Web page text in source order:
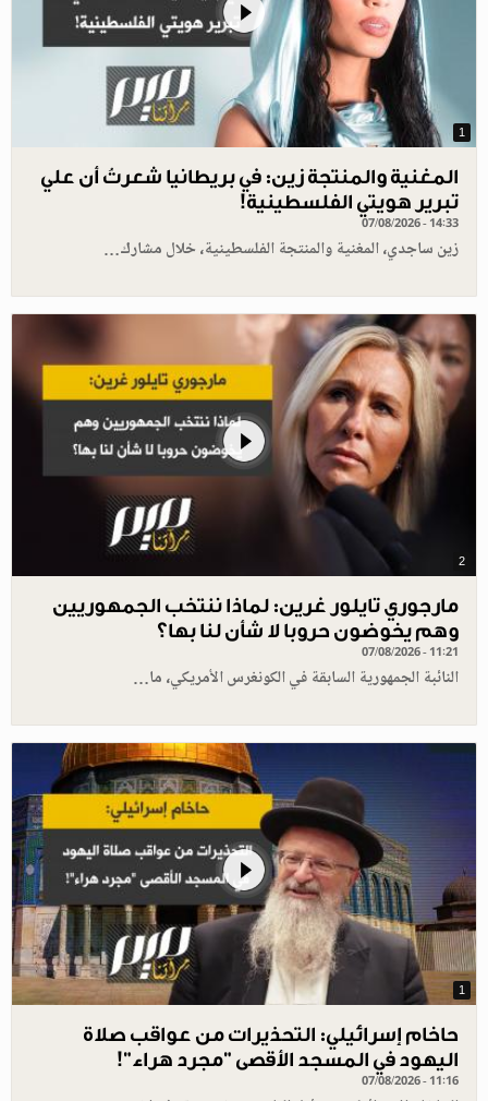
1
المغنية والمنتجة زين: في بريطانيا شعرتُ أن علي
تبرير هويتي الفلسطينية!
07/08/2026 - 14:33
زين ساجدي، المغنية والمنتجة الفلسطينية، خلال مشارك…
2
مارجوري تايلور غرين: لماذا ننتخب الجمهوريين
وهم يخوضون حروبا لا شأن لنا بها؟
07/08/2026 - 11:21
النائبة الجمهورية السابقة في الكونغرس الأمريكي، ما…
1
حاخام إسرائيلي: التحذيرات من عواقب صلاة
اليهود في المسجد الأقصى "مجرد هراء"!
07/08/2026 - 11:16